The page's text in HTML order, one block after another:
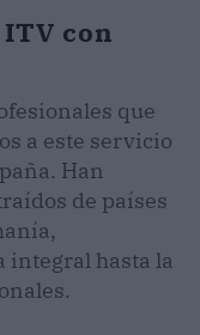
con
que
a este servicio
Han
de países
integral hasta la